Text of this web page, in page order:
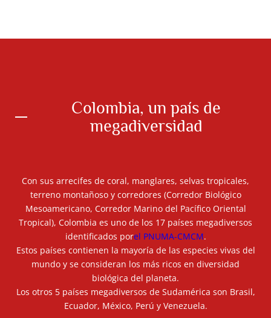
Colombia, un país de
megadiversidad
Con sus arrecifes de coral, manglares, selvas tropicales,
terreno montañoso y corredores (Corredor Biológico
Mesoamericano, Corredor Marino del Pacífico Oriental
Tropical), Colombia es uno de los 17 países megadiversos
identificados porel PNUMA-CMCM.
Estos países contienen la mayoría de las especies vivas del
mundo y se consideran los más ricos en diversidad
biológica del planeta.
Los otros 5 países megadiversos de Sudamérica son Brasil,
Ecuador, México, Perú y Venezuela.